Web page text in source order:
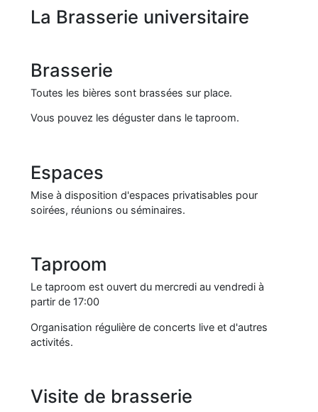
La Brasserie universitaire
Brasserie
Toutes les bières sont brassées sur place.
Vous pouvez les déguster dans le taproom.
Espaces
Mise à disposition d'espaces privatisables pour
soirées, réunions ou séminaires.
Taproom
Le taproom est ouvert du mercredi au vendredi à
partir de 17:00
Organisation régulière de concerts live et d'autres
activités.
Visite de brasserie